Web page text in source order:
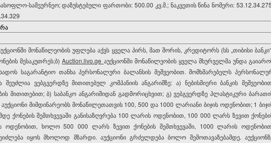
სამეურნეო; დაზუსტებული ფართობი: 500.00 კვ.მ.; ნაკვეთის წინა ნომერი:
მონაწილეობის უფლება აქვს ყველა პირს, მათ შორის, კრედიტორს (სს „თიბისი
მესაკუთრეს;ბ)Auction.livo.ge აუქციონში მონაწილეობის ყველა მსურველმა უნდა
საგარანტიო თანხა პერსონალური ბალანსის მეშვეობით. მომხმარებელს
შეუძლია ვებგვერდზე მითითებულ კომპანიის ანგარიშზე: ა) ნებისმიერი ბანკის
მითითებით; ბ) საბანკო ანგარიშიდან გადმორიცხვით; გ) ვებგვერდზე პლასტიკური
აუქციონი მიმდინარეობს მონაწილეთათვის 100, 500 და 1000 ლარიანი ბიჯის ოდენობით; 1
ქონების შემთხვევაში განისაზღვრება 100 ლარის ოდენობით, 100 000 ლარს ზევით
ოდენობით, ხოლო 500 000 ლარს ზევით ქონების შემთხვევაში, 1000 ლარის
იყოს მხოლოდ მზარდი. აუქციონი გრძელდება ბოლო შემოთავაზებამდე.